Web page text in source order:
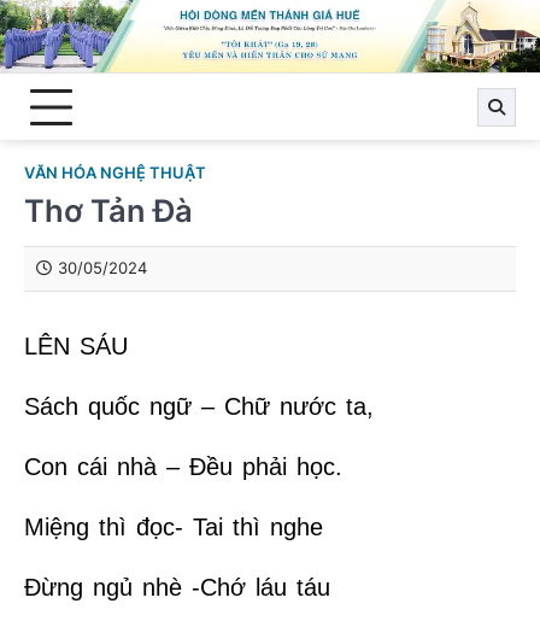
Skip
to
content
VĂN HÓA NGHỆ THUẬT
Thơ Tản Đà
30/05/2024
LÊN SÁU
Sách quốc ngữ – Chữ nước ta,
Con cái nhà – Đều phải học.
Miệng thì đọc- Tai thì nghe
Đừng ngủ nhè -Chớ láu táu